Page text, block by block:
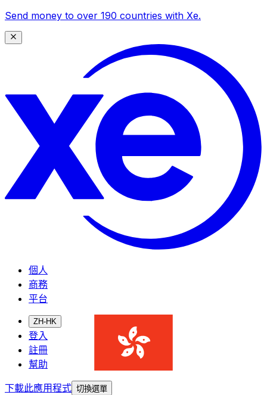
Send money to over 190 countries with Xe.
個人
商務
平台
ZH-HK
登入
註冊
幫助
下載此應用程式 切換選單